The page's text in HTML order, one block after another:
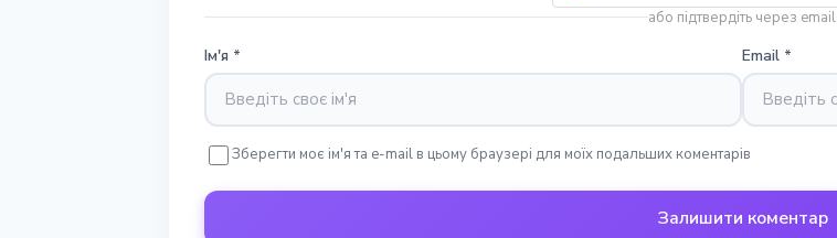
або підтвердіть через email
Ім'я * Email *
Зберегти моє ім'я та e-mail в цьому браузері для моїх подальших коментарів
Залишити коментар